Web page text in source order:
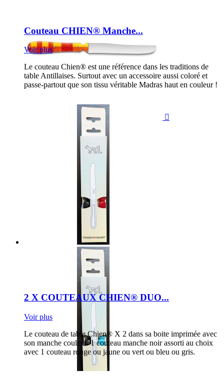

Couteau CHIEN® Manche...
Voir plus
Le couteau Chien® est une référence dans les traditions de
table Antillaises. Surtout avec un accessoire aussi coloré et
passe-partout que son tissu véritable Madras haut en couleur !
2 X COUTEAUX CHIEN® DUO...
Voir plus
Le couteau de table Chien® X 2 dans sa boite imprimée avec
son manche couleur. 1 couteau manche noir assorti au choix
avec 1 couteau rouge ou jaune ou vert ou bleu ou gris.